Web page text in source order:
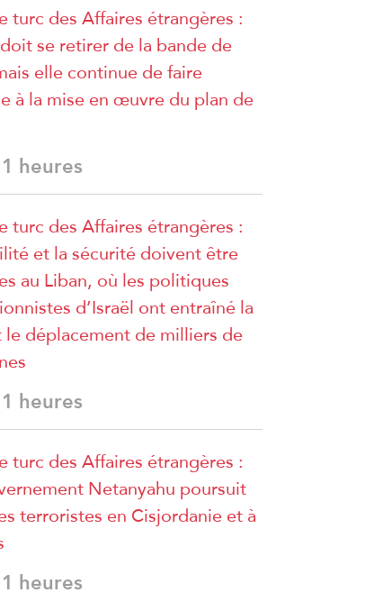
turc des Affaires étrangères :
doit se retirer de la bande de
elle continue de faire
à la mise en œuvre du plan de
heures
turc des Affaires étrangères :
et la sécurité doivent être
au Liban, où les politiques
d’Israël ont entraîné la
déplacement de milliers de
heures
turc des Affaires étrangères :
Netanyahu poursuit
terroristes en Cisjordanie et à
heures